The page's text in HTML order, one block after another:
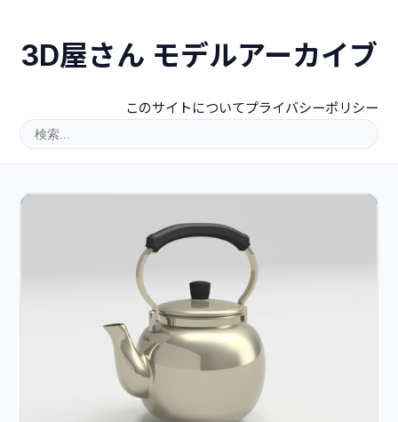
3D屋さん モデルアーカイブ
このサイトについてプライバシーポリシー